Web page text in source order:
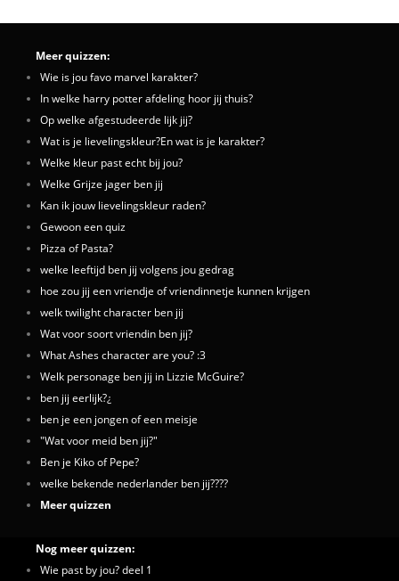
Meer quizzen:
Wie is jou favo marvel karakter?
In welke harry potter afdeling hoor jij thuis?
Op welke afgestudeerde lijk jij?
Wat is je lievelingskleur?En wat is je karakter?
Welke kleur past echt bij jou?
Welke Grijze jager ben jij
Kan ik jouw lievelingskleur raden?
Gewoon een quiz
Pizza of Pasta?
welke leeftijd ben jij volgens jou gedrag
hoe zou jij een vriendje of vriendinnetje kunnen krijgen
welk twilight character ben jij
Wat voor soort vriendin ben jij?
What Ashes character are you? :3
Welk personage ben jij in Lizzie McGuire?
ben jij eerlijk?¿
ben je een jongen of een meisje
"Wat voor meid ben jij?"
Ben je Kiko of Pepe?
welke bekende nederlander ben jij????
Meer quizzen
Nog meer quizzen:
Wie past by jou? deel 1